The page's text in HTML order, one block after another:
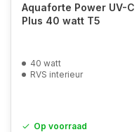
Aquaforte Power UV-C
Plus 40 watt T5
40 watt
RVS interieur
Op voorraad